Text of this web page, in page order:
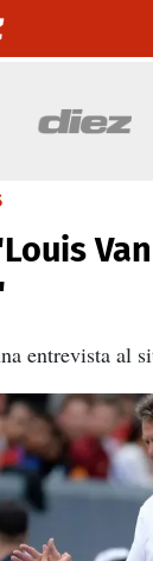
entrevista al